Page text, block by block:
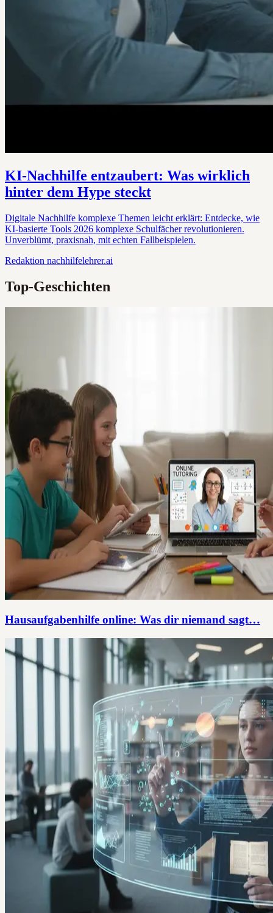
KI-Nachhilfe entzaubert: Was wirklich
hinter dem Hype steckt
Digitale Nachhilfe komplexe Themen leicht erklärt: Entdecke, wie
KI-basierte Tools 2026 komplexe Schulfächer revolutionieren.
Unverblümt, praxisnah, mit echten Fallbeispielen.
Redaktion nachhilfelehrer.ai
Top-Geschichten
Hausaufgabenhilfe online: Was dir niemand sagt…